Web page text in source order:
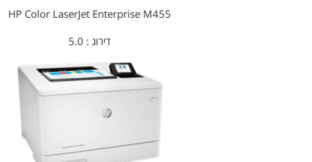
HP Color LaserJet Enterprise M455
דירוג : 5.0